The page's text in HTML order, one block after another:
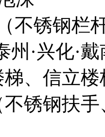
不锈钢栏
州·兴化·戴
、信立楼
锈钢扶